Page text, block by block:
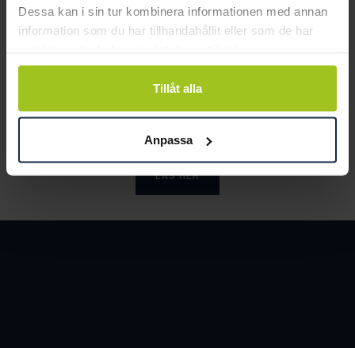
Dessa kan i sin tur kombinera informationen med annan
information som du har tillhandahållit eller som de har
Tillåt alla
Anpassa
samhälle och värnar om miljö, resurser
och människor.
LÄS MER